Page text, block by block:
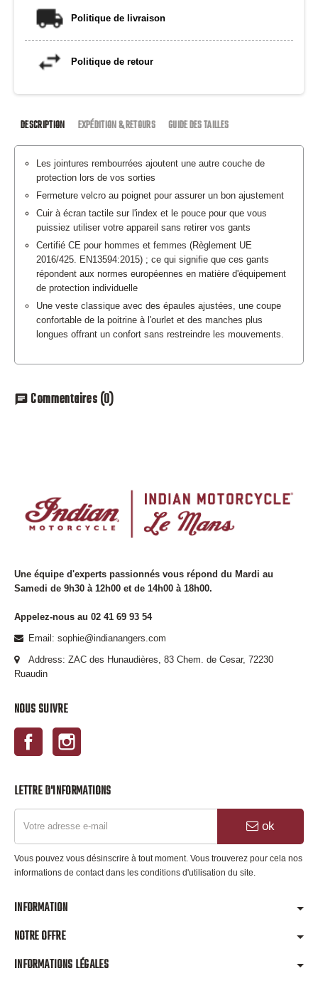
Politique de livraison
Politique de retour
DESCRIPTION EXPÉDITION & RETOURS GUIDE DES TAILLES
Les jointures rembourrées ajoutent une autre couche de
protection lors de vos sorties
Fermeture velcro au poignet pour assurer un bon ajustement
Cuir à écran tactile sur l'index et le pouce pour que vous
puissiez utiliser votre appareil sans retirer vos gants
Certifié CE pour hommes et femmes (Règlement UE
2016/425. EN13594:2015) ; ce qui signifie que ces gants
répondent aux normes européennes en matière d'équipement
de protection individuelle
Une veste classique avec des épaules ajustées, une coupe
confortable de la poitrine à l'ourlet et des manches plus
longues offrant un confort sans restreindre les mouvements.
chat Commentaires(0)
Une équipe d'experts passionnés vous répond du Mardi au
Samedi de 9h30 à 12h00 et de 14h00 à 18h00.
Appelez-nous au 02 41 69 93 54
Email: sophie@indianangers.com
Address: ZAC des Hunaudières, 83 Chem. de Cesar, 72230
Ruaudin
NOUS SUIVRE
Facebook
LETTRE D'INFORMATIONS
ok
Vous pouvez vous désinscrire à tout moment. Vous trouverez pour cela nos
informations de contact dans les conditions d'utilisation du site.
INFORMATION
NOTRE OFFRE
INFORMATIONS LÉGALES